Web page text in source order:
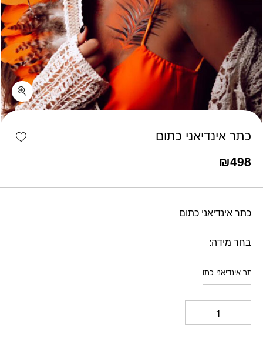
כתר אינדיאני כתום
₪498
כתר אינדיאני כתום
בחר מידה
כתר אינדיאני כתום
כמות כתר אינדיאני כתום